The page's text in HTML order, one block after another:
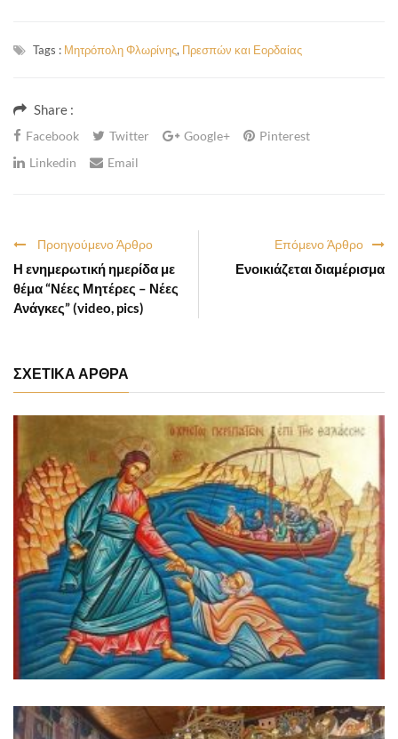
Tags : Μητρόπολη Φλωρίνης, Πρεσπών και Εορδαίας
Share :
Facebook Twitter Google+
Pinterest
Linkedin
Email
Επόμενο Άρθρο
Ενοικιάζεται διαμέρισμα
Προηγούμενο Άρθρο
Η ενημερωτική ημερίδα με
θέμα “Νέες Μητέρες – Νέες
Ανάγκες” (video, pics)
ΣΧΕΤΙΚΑ ΑΡΘΡΑ